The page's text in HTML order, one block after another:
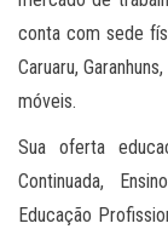
conta com sede
Caruaru,
móveis.
Sua oferta
Continuada,
Educação